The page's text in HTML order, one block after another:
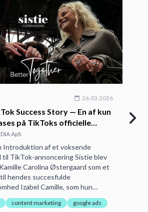
26.03.2026
Success Story — En af kun
på TikToks officielle
ApS
Introduktion af et voksende
til TikTok-annoncering Sistie blev
Carolina Østergaard som et
hendes succesfulde
Izabel Camille, som hun
Efter international succes
identificerede Kamille …
content marketing google ads